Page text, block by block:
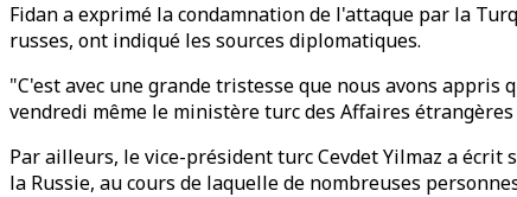
Fidan a exprimé la condamnation de l'attaque par la
russes, ont indiqué les sources diplomatiques.
"C'est avec une grande tristesse que nous avons
vendredi même le ministère turc des Affaires
Par ailleurs, le vice-président turc Cevdet Yilmaz a écrit
la Russie, au cours de laquelle de nombreuses